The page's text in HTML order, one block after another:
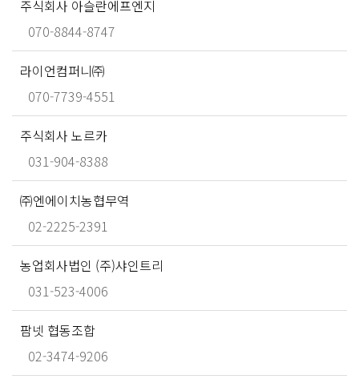
주식회사 아슬란에프엔지
070-8844-8747
라이언컴퍼니㈜
070-7739-4551
주식회사 노르카
031-904-8388
㈜엔에이치농협무역
02-2225-2391
농업회사법인 (주)샤인트리
031-523-4006
팜넷 협동조합
02-3474-9206